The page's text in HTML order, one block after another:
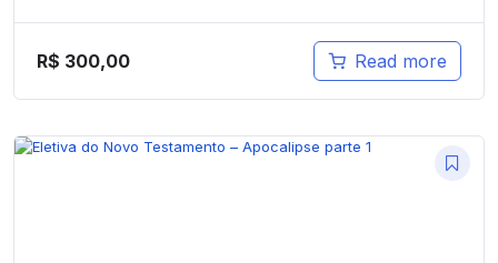
R$ 300,00 Read more